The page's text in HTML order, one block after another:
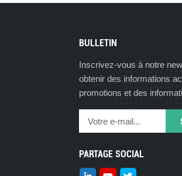
BULLETIN
Inscrivez-vous à notre
obtenir des informations
promotions et des
PARTAGE SOCIAL